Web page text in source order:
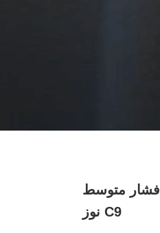
قطعات یدکی موتور سنگین HEUI فشار متوسط
C9 نوز